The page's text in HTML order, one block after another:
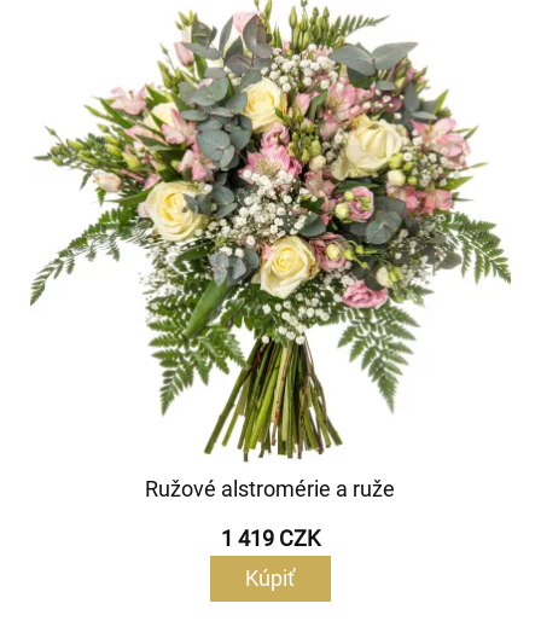
Ružové alstromérie a ruže
1 419 CZK
Kúpiť